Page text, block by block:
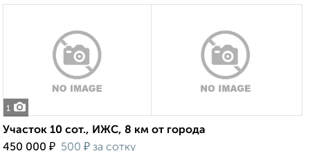
1
Участок 10 сот., ИЖС, 8 км от города
450 000 ₽ 500 ₽ за сотку